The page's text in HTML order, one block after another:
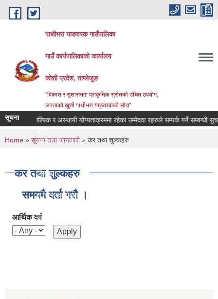
Skip to main content
पाथीभरा याङवरक गाउँपालिका
गाउँ कार्यपालिकाको कार्यालय
कोशी प्रदेश, ताप्लेजुङ
"विकास र सुशासनमा प्राकृतिक स्रोतको उचित उपयोग,
जनताको खुशी पाथीभरा याङवरकको सोच"
सूचना वैकल्पिक र अस्थायी योग्यताक्रममा रहेका उम्मेदवा रहरुले सम्पर्क गर्ने सम्बन्धी सुचना।
आवश्यक कागजातहरु:
प्रक्रिया:
सेवा दिने कार्यालय:
सेवा शुल्क:
You are here
Home » सूचना तथा जानकारी» कर तथा शुल्कहरु
कर तथा शुल्कहरु
समयमै दर्ता गरौ ।
आर्थिक वर्ष